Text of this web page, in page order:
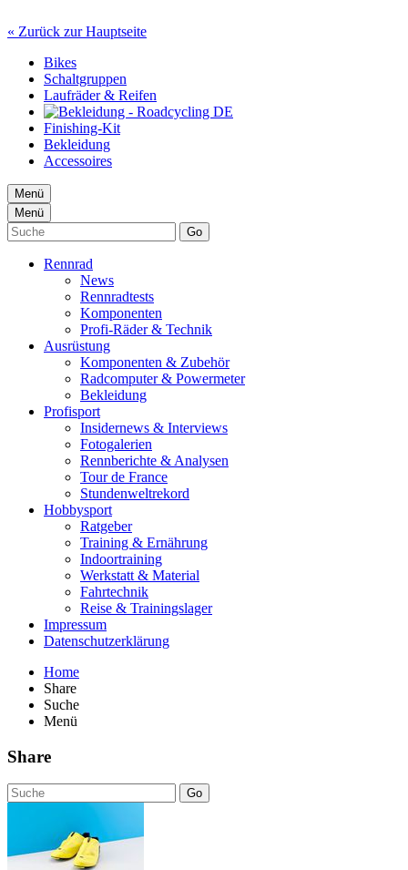
« Zurück zur Hauptseite
Bikes
Schaltgruppen
Laufräder & Reifen
Finishing-Kit
Bekleidung
Accessoires
Menü
Menü
Go
Rennrad
News
Rennradtests
Komponenten
Profi-Räder & Technik
Ausrüstung
Komponenten & Zubehör
Radcomputer & Powermeter
Bekleidung
Profisport
Insidernews & Interviews
Fotogalerien
Rennberichte & Analysen
Tour de France
Stundenweltrekord
Hobbysport
Ratgeber
Training & Ernährung
Indoortraining
Werkstatt & Material
Fahrtechnik
Reise & Trainingslager
Impressum
Datenschutzerklärung
Home
Share
Suche
Menü
Share
Go